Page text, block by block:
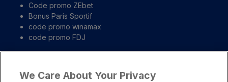
Code promo ZEbet
Bonus Paris Sportif
code promo winamax
code promo FDJ
Liens importants
We Care About Your Privacy